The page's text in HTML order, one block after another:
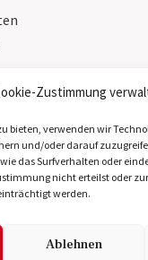
Zustimmung
bieten, verwenden wir
und/oder darauf
das Surfverhalten oder
nicht erteilst oder
werden.
Ablehnen